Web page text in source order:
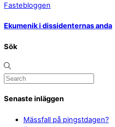
Fastebloggen
Ekumenik i dissidenternas anda
Sök
Senaste inläggen
Mässfall på pingstdagen?